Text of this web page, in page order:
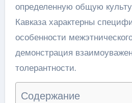
определенную общую
Кавказа характерны
особенности
демонстрация
толерантности.
Содержание